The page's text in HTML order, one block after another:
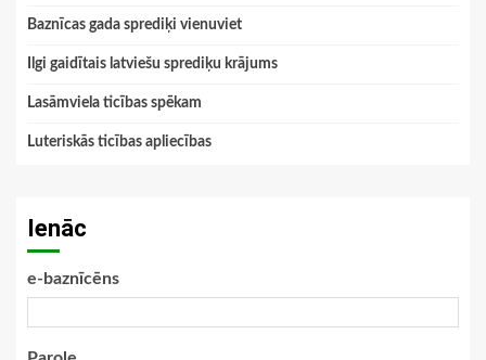
Baznīcas gada sprediķi vienuviet
Ilgi gaidītais latviešu sprediķu krājums
Lasāmviela ticības spēkam
Luteriskās ticības apliecības
Ienāc
e-baznīcēns